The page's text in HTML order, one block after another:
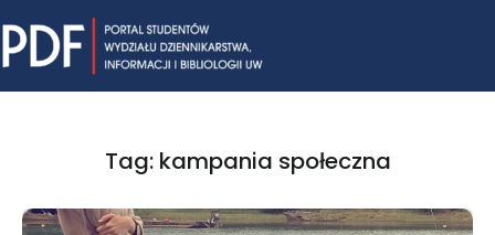
to
content
Tag: kampania społeczna